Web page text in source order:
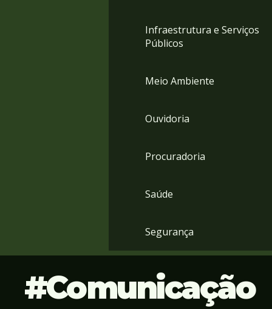
Infraestrutura e Serviços
Públicos
Meio Ambiente
Ouvidoria
Procuradoria
Saúde
Segurança
Comunicação